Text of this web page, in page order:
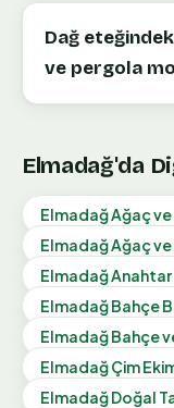
Dağ
ve pergola
Elmadağ'da
ElmadağAğaç ve
ElmadağAğaç ve
ElmadağAnahtar
ElmadağBahçe
ElmadağBahçe
ElmadağÇim
ElmadağDoğal